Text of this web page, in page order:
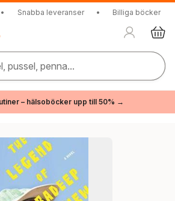
• Snabba leveranser • Billiga böcker
pussel, penna...
– hälsoböcker upp till 50% →